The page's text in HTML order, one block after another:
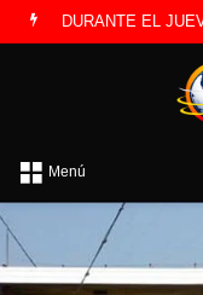
Menú